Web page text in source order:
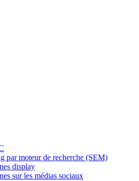
par moteur de recherche (SEM)
display
sur les médias sociaux